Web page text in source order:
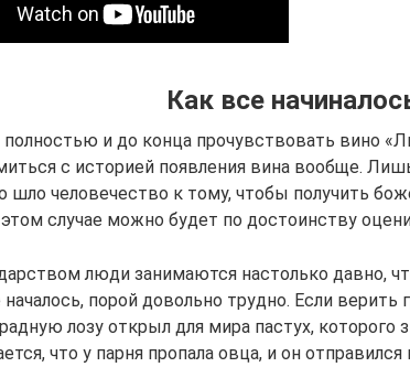
Как все
и до конца прочувствовать вино
с историей появления вина вообще.
шло человечество к тому, чтобы получить
этом случае можно будет по достоинству
люди занимаются настолько давно,
началось, порой довольно трудно. Если верить
лозу открыл для мира пастух, которого
что у парня пропала овца, и он